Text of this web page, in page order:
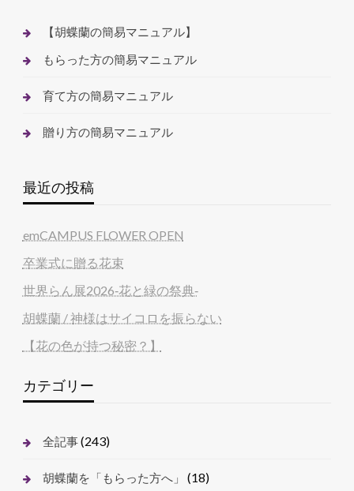
【胡蝶蘭の簡易マニュアル】
もらった方の簡易マニュアル
育て方の簡易マニュアル
贈り方の簡易マニュアル
最近の投稿
emCAMPUS FLOWER OPEN
卒業式に贈る花束
世界らん展2026‐花と緑の祭典‐
胡蝶蘭 / 神様はサイコロを振らない
【花の色が持つ秘密？】
カテゴリー
全記事(243)
胡蝶蘭を「もらった方へ」 (18)